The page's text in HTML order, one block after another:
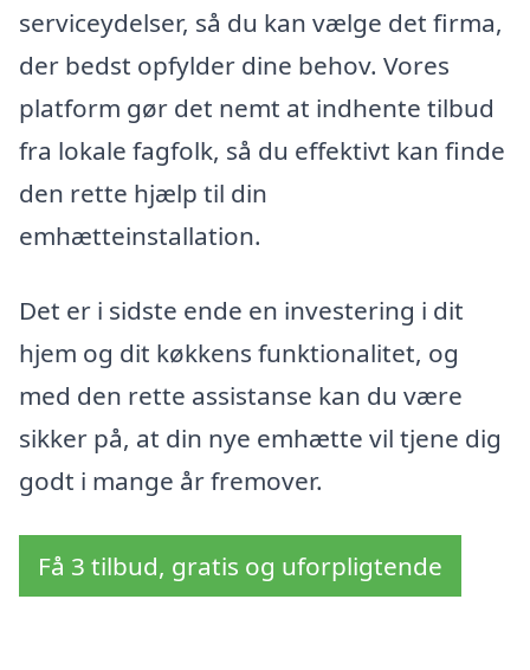
serviceydelser, så du kan vælge det firma,
der bedst opfylder dine behov. Vores
platform gør det nemt at indhente tilbud
fra lokale fagfolk, så du effektivt kan finde
den rette hjælp til din
emhætteinstallation.
Det er i sidste ende en investering i dit
hjem og dit køkkens funktionalitet, og
med den rette assistanse kan du være
sikker på, at din nye emhætte vil tjene dig
godt i mange år fremover.
Få 3 tilbud, gratis og uforpligtende